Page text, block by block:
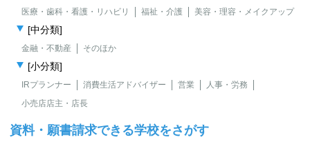
医療・歯科・看護・リハビリ
福祉・介護 美容・理容・メイクアップ
[中分類]
金融・不動産 そのほか
[小分類]
IRプランナー 消費生活アドバイザー 営業
人事・労務
小売店店主・店長
資料・願書請求できる学校をさがす